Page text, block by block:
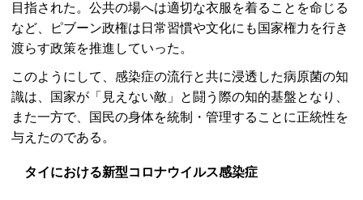
目指された。公共の場へは適切な衣服を着ることを命じる
など、ピブーン政権は日常習慣や文化にも国家権力を行き
渡らす政策を推進していった。
このようにして、感染症の流行と共に浸透した病原菌の知
識は、国家が「見えない敵」と闘う際の知的基盤となり、
また一方で、国民の身体を統制・管理することに正統性を
与えたのである。
タイにおける新型コロナウイルス感染症